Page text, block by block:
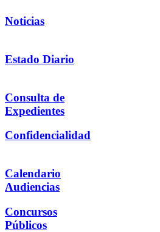
Noticias
Estado Diario
Consulta de
Expedientes
Confidencialidad
Calendario
Audiencias
Concursos
Públicos